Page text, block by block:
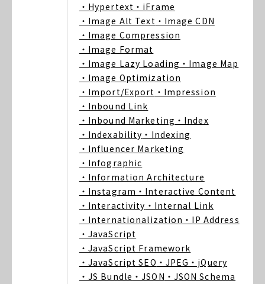
・Hypertext ・iFrame
・Image Alt Text ・Image CDN
・Image Compression
・Image Format
・Image Lazy Loading ・Image Map
・Image Optimization
・Import/Export ・Impression
・Inbound Link
・Inbound Marketing ・Index
・Indexability ・Indexing
・Influencer Marketing
・Infographic
・Information Architecture
・Instagram ・Interactive Content
・Interactivity ・Internal Link
・Internationalization ・IP Address
・JavaScript
・JavaScript Framework
・JavaScript SEO ・JPEG ・jQuery
・JS Bundle ・JSON ・JSON Schema